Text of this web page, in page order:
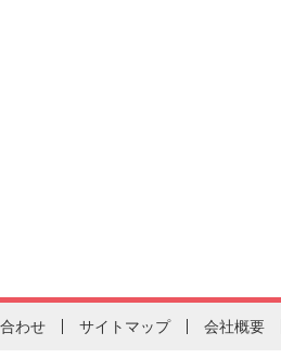
わせ サイトマップ 会社概要